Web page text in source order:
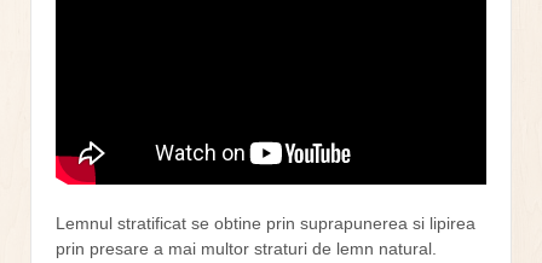
Lemnul stratificat se obtine prin suprapunerea si lipirea
prin presare a mai multor straturi de lemn natural.